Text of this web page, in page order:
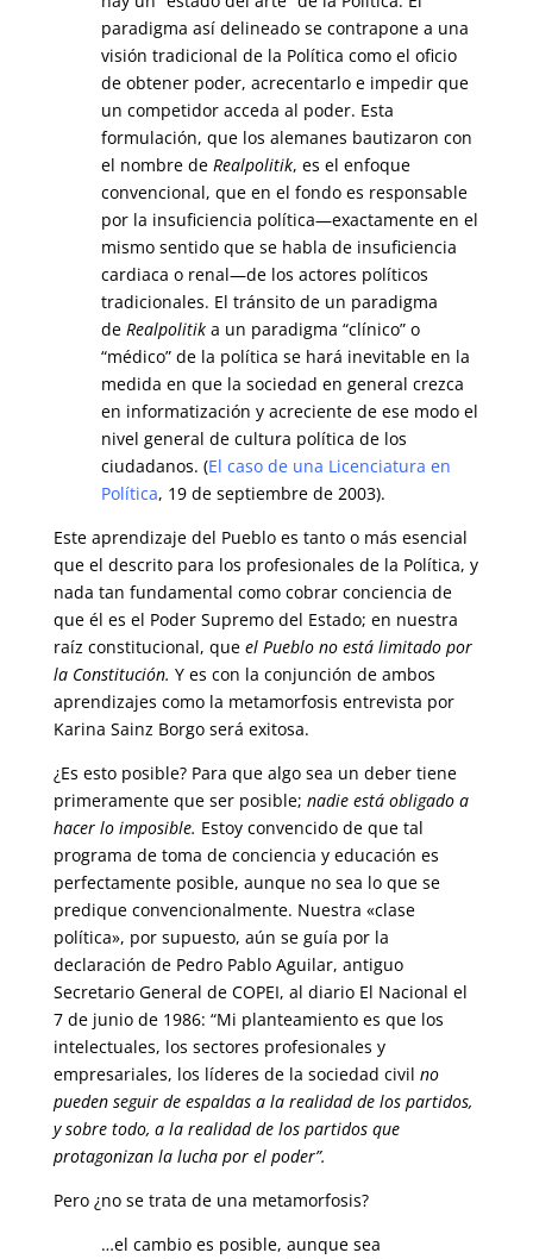
paradigma así delineado se contrapone a una
visión tradicional de la Política como el oficio
de obtener poder, acrecentarlo e impedir que
un competidor acceda al poder. Esta
formulación, que los alemanes bautizaron con
el nombre de Realpolitik, es el enfoque
convencional, que en el fondo es responsable
por la insuficiencia política—exactamente en el
mismo sentido que se habla de insuficiencia
cardiaca o renal—de los actores políticos
tradicionales. El tránsito de un paradigma
de Realpolitika un paradigma “clínico” o
“médico” de la política se hará inevitable en la
medida en que la sociedad en general crezca
en informatización y acreciente de ese modo el
nivel general de cultura política de los
ciudadanos. (El caso de una Licenciatura en
Política, 19 de septiembre de 2003).
Este aprendizaje del Pueblo es tanto o más esencial
que el descrito para los profesionales de la Política, y
nada tan fundamental como cobrar conciencia de
que él es el Poder Supremo del Estado; en nuestra
raíz constitucional, que el Pueblo no está limitado por
la Constitución. Y es con la conjunción de ambos
aprendizajes como la metamorfosis entrevista por
Karina Sainz Borgo será exitosa.
¿Es esto posible? Para que algo sea un deber tiene
primeramente que ser posible; nadie está obligado a
hacer lo imposible. Estoy convencido de que tal
programa de toma de conciencia y educación es
perfectamente posible, aunque no sea lo que se
predique convencionalmente. Nuestra «clase
política», por supuesto, aún se guía por la
declaración de Pedro Pablo Aguilar, antiguo
Secretario General de COPEI, al diario El Nacional el
7 de junio de 1986: “Mi planteamiento es que los
intelectuales, los sectores profesionales y
empresariales, los líderes de la sociedad civil no
pueden seguir de espaldas a la realidad de los partidos,
y sobre todo, a la realidad de los partidos que
protagonizan la lucha por el poder”.
Pero ¿no se trata de una metamorfosis?
…el cambio es posible, aunque sea